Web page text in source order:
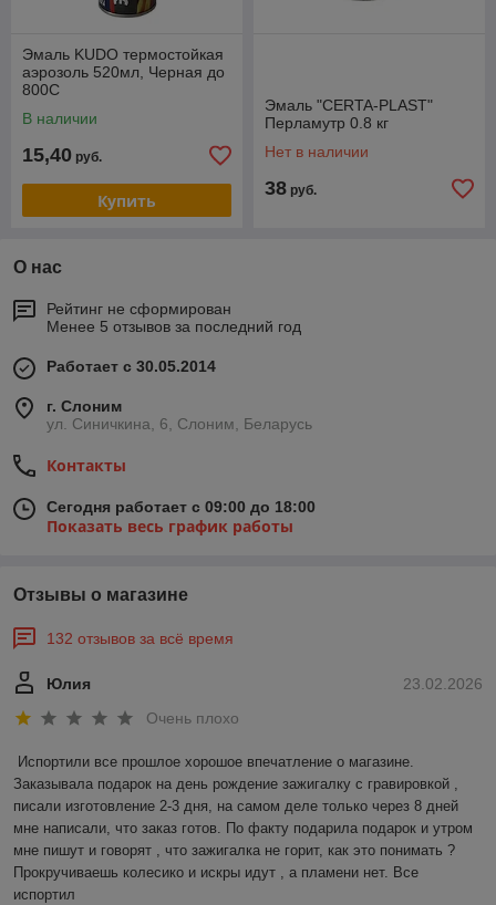
Эмаль KUDO термостойкая
аэрозоль 520мл, Черная до
800С
В наличии
15,40 руб.
Купить
Эмаль "CERTA-PLAST"
Перламутр 0.8 кг
Нет в наличии
38 руб.
О нас
Рейтинг не сформирован
Менее 5 отзывов за последний год
Работает с 30.05.2014
г. Слоним
ул. Синичкина, 6, Слоним, Беларусь
Контакты
Сегодня работает с 09:00 до 18:00
Показать весь график работы
Отзывы о магазине
132 отзывов за всё время
23.02.2026
Юлия
Очень плохо
Испортили все прошлое хорошое впечатление о магазине.
Заказывала подарок на день рождение зажигалку с гравировкой ,
писали изготовление 2-3 дня, на самом деле только через 8 дней
мне написали, что заказ готов. По факту подарила подарок и утром
мне пишут и говорят , что зажигалка не горит, как это понимать ?
Прокручиваешь колесико и искры идут , а пламени нет. Все
испортил